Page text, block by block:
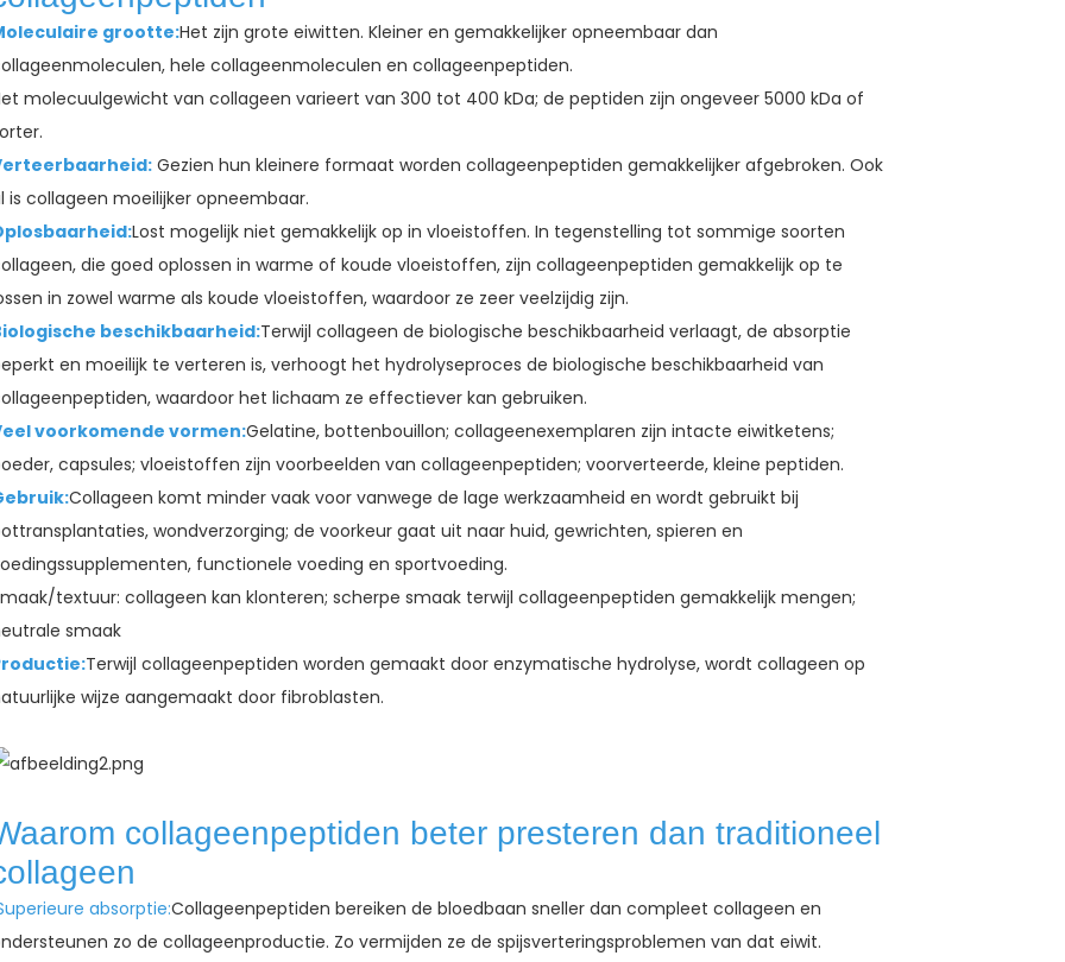
grootte:Het zijn grote eiwitten. Kleiner en gemakkelijker opneembaar dan
hele collageenmoleculen en collageenpeptiden.
molecuulgewicht van collageen varieert van 300 tot 400 kDa; de peptiden zijn ongeveer 5000 kDa of
Gezien hun kleinere formaat worden collageenpeptiden gemakkelijker afgebroken. Ook
is collageen moeilijker opneembaar.
Lost mogelijk niet gemakkelijk op in vloeistoffen. In tegenstelling tot sommige soorten
die goed oplossen in warme of koude vloeistoffen, zijn collageenpeptiden gemakkelijk op te
in zowel warme als koude vloeistoffen, waardoor ze zeer veelzijdig zijn.
beschikbaarheid:Terwijl collageen de biologische beschikbaarheid verlaagt, de absorptie
en moeilijk te verteren is, verhoogt het hydrolyseproces de biologische beschikbaarheid van
waardoor het lichaam ze effectiever kan gebruiken.
voorkomende vormen:Gelatine, bottenbouillon; collageenexemplaren zijn intacte eiwitketens;
capsules; vloeistoffen zijn voorbeelden van collageenpeptiden; voorverteerde, kleine peptiden.
Collageen komt minder vaak voor vanwege de lage werkzaamheid en wordt gebruikt bij
wondverzorging; de voorkeur gaat uit naar huid, gewrichten, spieren en
functionele voeding en sportvoeding.
textuur: collageen kan klonteren; scherpe smaak terwijl collageenpeptiden gemakkelijk mengen;
smaak
Terwijl collageenpeptiden worden gemaakt door enzymatische hydrolyse, wordt collageen op
wijze aangemaakt door fibroblasten.
collageenpeptiden beter presteren dan traditioneel
absorptie:Collageenpeptiden bereiken de bloedbaan sneller dan compleet collageen en
zo de collageenproductie. Zo vermijden ze de spijsverteringsproblemen van dat eiwit.